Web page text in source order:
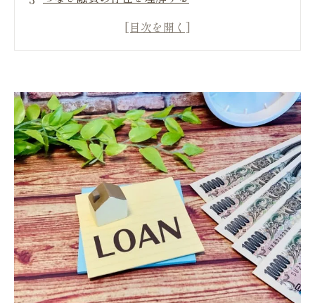
資金計画は余裕をもって立てる
住宅ローンの審査基準は金融機関ごとに異なる
まとめ